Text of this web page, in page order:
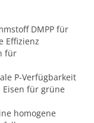
DMPP für
Effizienz
für
P-Verfügbarkeit
für grüne
homogene